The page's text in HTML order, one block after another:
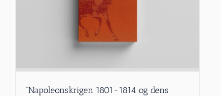
”Napoleonskrigen 1801-1814 og dens